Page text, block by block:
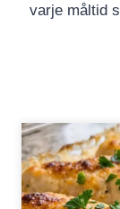
varje måltid